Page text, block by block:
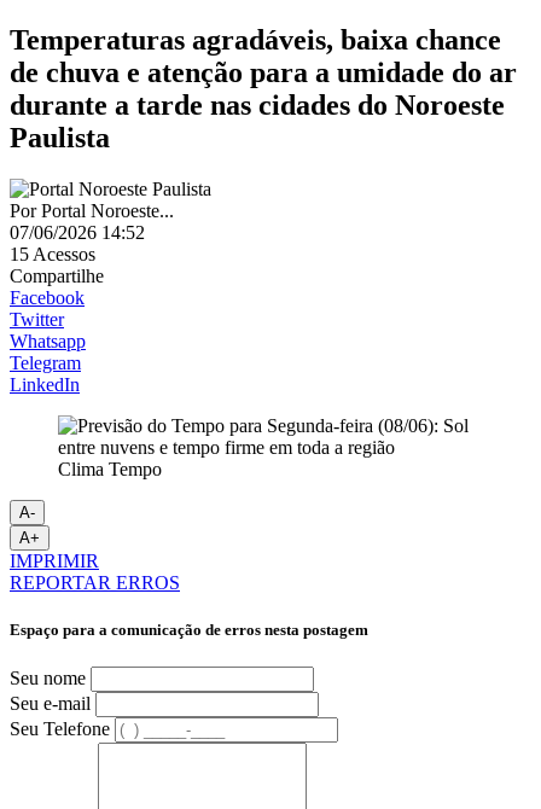
Temperaturas agradáveis, baixa chance
de chuva e atenção para a umidade do ar
durante a tarde nas cidades do Noroeste
Paulista
PorPortal Noroeste...
07/06/2026 14:52
15 Acessos
Compartilhe
Facebook
Twitter
Whatsapp
Telegram
LinkedIn
Clima Tempo
A-
A+
IMPRIMIR
REPORTAR ERROS
Espaço para a comunicação de erros nesta postagem
Seu nome
Seu e-mail
Seu Telefone